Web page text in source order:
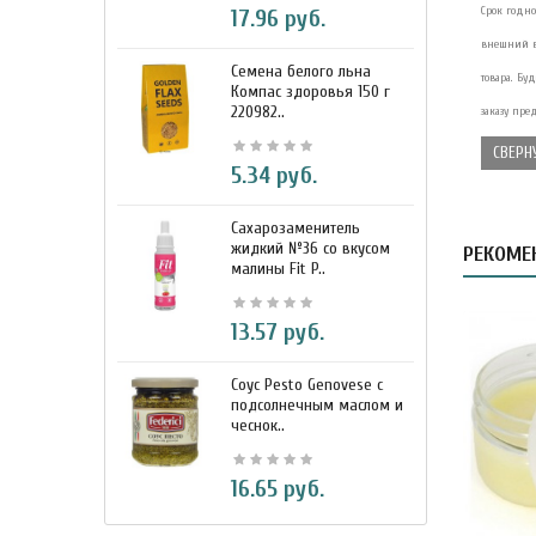
17.96 руб.
Семена белого льна
Компас здоровья 150 г
220982..
5.34 руб.
Сахарозаменитель
жидкий №36 со вкусом
малины Fit P..
13.57 руб.
Соус Pesto Genovese c
подсолнечным маслом и
чеснок..
16.65 руб.
Срок
внешний
товара.
заказу